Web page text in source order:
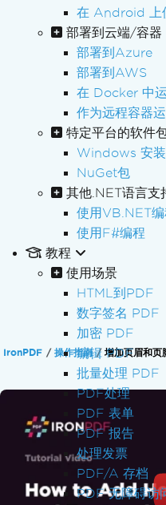
在 Android 上
部署到云端/容器
部署到Azure
部署到AWS
在 Docker 中
作为远程容器
特定平台的软件
Windows 安
NuGet包
其他.NET语言支
使用VB.NET编
使用F#编程
教程
使用场景
HTML到PDF
数字签名 PDF
加密 PDF
编辑 PDF
批量处理 PDF
PDF处理
PDF 表单
PDF 报告
处理发票
PDF/A 存档
PDF 无障碍
IronPDF 操作指南 增加页眉和页